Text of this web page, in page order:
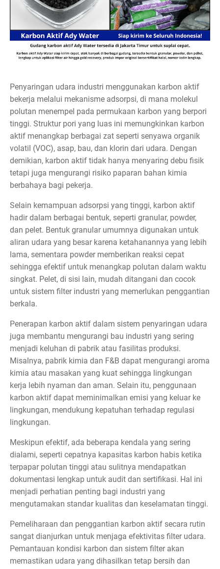
Penyaringan udara industri menggunakan karbon aktif
bekerja melalui mekanisme adsorpsi, di mana molekul
polutan menempel pada permukaan karbon yang berpori
tinggi. Struktur pori yang luas ini memungkinkan karbon
aktif menangkap berbagai zat seperti senyawa organik
volatil (VOC), asap, bau, dan klorin dari udara. Dengan
demikian, karbon aktif tidak hanya menyaring debu fisik
tetapi juga mengurangi risiko paparan bahan kimia
berbahaya bagi pekerja.
Selain kemampuan adsorpsi yang tinggi, karbon aktif
hadir dalam berbagai bentuk, seperti granular, powder,
dan pelet. Bentuk granular umumnya digunakan untuk
aliran udara yang besar karena ketahanannya yang lebih
lama, sementara powder memberikan reaksi cepat
sehingga efektif untuk menangkap polutan dalam waktu
singkat. Pelet, di sisi lain, mudah ditangani dan cocok
untuk sistem filter industri yang memerlukan penggantian
berkala.
Penerapan karbon aktif dalam sistem penyaringan udara
juga membantu mengurangi bau industri yang sering
menjadi keluhan di pabrik atau fasilitas produksi.
Misalnya, pabrik kimia dan F&B dapat mengurangi aroma
kimia atau masakan yang kuat sehingga lingkungan
kerja lebih nyaman dan aman. Selain itu, penggunaan
karbon aktif dapat meminimalkan emisi yang keluar ke
lingkungan, mendukung kepatuhan terhadap regulasi
lingkungan.
Meskipun efektif, ada beberapa kendala yang sering
dialami, seperti cepatnya kapasitas karbon habis ketika
terpapar polutan tinggi atau sulitnya mendapatkan
dokumentasi lengkap untuk audit dan sertifikasi. Hal ini
menjadi perhatian penting bagi industri yang
mengutamakan standar kualitas dan keselamatan tinggi.
Pemeliharaan dan penggantian karbon aktif secara rutin
sangat dianjurkan untuk menjaga efektivitas filter udara.
Pemantauan kondisi karbon dan sistem filter akan
memastikan udara yang dihasilkan tetap bersih dan